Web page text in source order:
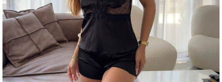
תַּפְרִיט
הֵנְּגִישׁוּת
ALT+0